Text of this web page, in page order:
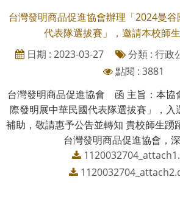
台灣發明商品促進協會辦理「2024曼
代表隊選拔賽」，邀請本校師生
日期 : 2023-03-27
分類 : 行政
點閱 : 3881
台灣發明商品促進協會 函 主旨：本協
際發明展中華民國代表隊選拔賽」，入
補助，敬請惠予公告並轉知 貴校師生踴
台灣發明商品促進協會，